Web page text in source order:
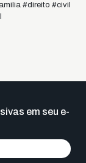
#direito #civil
em seu e-